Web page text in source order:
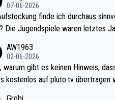
07-06-2026
finde ich durchaus
kur
Somit ändert die automatische
nichts. Ich denke sie wollen damit für nächste
AW1963
02-06-2026
M
kostenlos auf pluto.tv übertragen